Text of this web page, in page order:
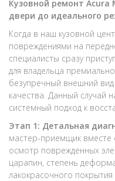
Кузовной ремонт Acura
двери до идеального
Когда в наш кузовной
повреждениями на
специалисты сразу
для владельца
безупречный внешний
качества. Данный случай
системный подход к
Этап 1: Детальная
мастер-приемщик вместе
осмотр поврежденных
царапин, степень
лакокрасочного